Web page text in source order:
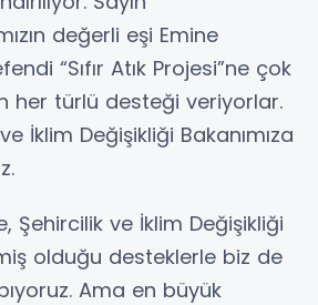
değerli eşi Emine
“Sıfır Atık Projesi”ne çok
her türlü desteği veriyorlar.
İklim Değişikliği Bakanımıza
Şehircilik ve İklim Değişikliği
olduğu desteklerle biz de
Ama en büyük